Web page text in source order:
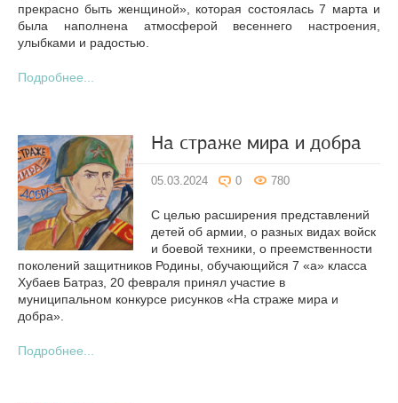
прекрасно быть женщиной», которая состоялась 7 марта и
была наполнена атмосферой весеннего настроения,
улыбками и радостью.
Подробнее...
На страже мира и добра
05.03.2024 0 780
С целью расширения представлений
детей об армии, о разных видах войск
и боевой техники, о преемственности
поколений защитников Родины, обучающийся 7 «а» класса
Хубаев Батраз, 20 февраля принял участие в
муниципальном конкурсе рисунков «На страже мира и
добра».
Подробнее...